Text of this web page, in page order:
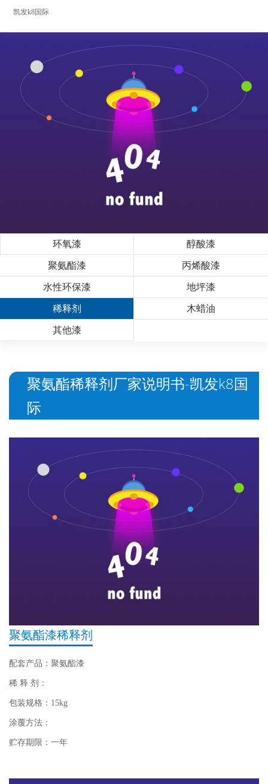
凯发k8国际
环氧漆 醇酸漆
聚氨酯漆 丙烯酸漆
水性环保漆 地坪漆
稀释剂 木蜡油
其他漆
聚氨酯稀释剂厂家说明书-凯发k8国
际
聚氨酯漆稀释剂
配套产品：聚氨酯漆
稀 释 剂：
包装规格：15kg
涂覆方法：
贮存期限：一年